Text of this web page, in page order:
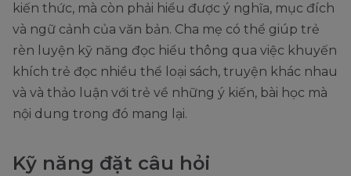
kiến thức, mà còn phải hiểu được ý nghĩa, mục đích
và ngữ cảnh của văn bản. Cha mẹ có thể giúp trẻ
rèn luyện kỹ năng đọc hiểu thông qua việc khuyến
khích trẻ đọc nhiều thể loại sách, truyện khác nhau
và và thảo luận với trẻ về những ý kiến, bài học mà
nội dung trong đó mang lại.
Kỹ năng đặt câu hỏi